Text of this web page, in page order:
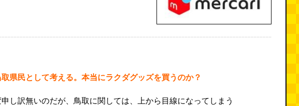
取県民として考える。本当にラクダグッズを買うのか？
申し訳無いのだが、鳥取に関しては、上から目線になってしまう